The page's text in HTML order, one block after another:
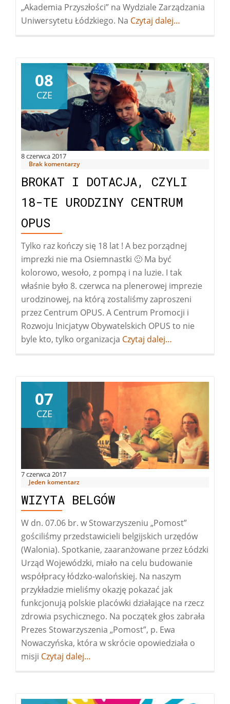
„Akademia Przyszłości” na Wydziale Zarządzania
Uniwersytetu Łódzkiego. Na Więcej
Czytaj dalej…
8 czerwca 2017
08
CZE
Brak komentarzy
BROKAT I DOTACJA, CZYLI
18-TE URODZINY CENTRUM
OPUS
Tylko raz kończy się 18 lat ! A bez porządnej
imprezki nie ma Osiemnastki 🙂 Ma być
kolorowo, wesoło, z pompą i na luzie. I tak
właśnie było 8. czerwca na plenerowej imprezie
urodzinowej, na którą zostaliśmy zaproszeni
przez Centrum OPUS. A Centrum Promocji i
Rozwoju Inicjatyw Obywatelskich OPUS to nie
byle kto, tylko organizacja Więcej
dotacja,
czyli
urodziny
Centrum
OPUS
Czytaj dalej…
7 czerwca 2017
07
CZE
Jeden komentarz
WIZYTA BELGÓW
W dn. 07.06 br. w Stowarzyszeniu „Pomost”
gościliśmy przedstawicieli belgijskich urzędów
(Walonia). Spotkanie, zaaranżowane przez Łódzki
Urząd Wojewódzki, miało na celu budowanie
współpracy łódzko-walońskiej. Na naszym
przykładzie mieliśmy okazję pokazać jak
funkcjonują polskie placówki działające na rzecz
zdrowia psychicznego. Na początek głos zabrała
Prezes Stowarzyszenia „Pomost”, p. Ewa
Nowaczyńska, która w skrócie opowiedziała o
misji Więcej
Czytaj dalej…